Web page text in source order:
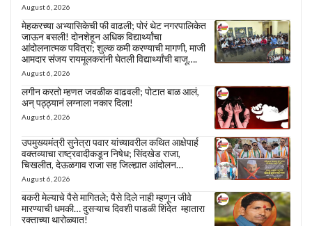
August 6, 2026
मेहकरच्या अभ्यासिकेची फी वाढली; पोरं थेट नगरपालिकेत
जाऊन बसली! दोनशेहून अधिक विद्यार्थ्यांचा
आंदोलनात्मक पवित्रा; शुल्क कमी करण्याची मागणी, माजी
आमदार संजय रायमूलकरांनी घेतली विद्यार्थ्यांची बाजू….
August 6, 2026
लगीन करतो म्हणत जवळीक वाढवली; पोटात बाळ आलं,
अन् पठ्ठ्यानं लग्नाला नकार दिला!
August 6, 2026
उपमुख्यमंत्री सुनेत्रा पवार यांच्यावरील कथित आक्षेपार्ह
वक्तव्याचा राष्ट्रवादीकडून निषेध; सिंदखेड राजा,
चिखलीत, देऊळगाव राजा सह जिल्ह्यात आंदोलन…
August 6, 2026
बकरी मेल्याचे पैसे मागितले; पैसे दिले नाही म्हणून जीवे
मारण्याची धमकी… दुसऱ्याच दिवशी पाडळी शिंदेत म्हातारा
रक्ताच्या थारोळ्यात!